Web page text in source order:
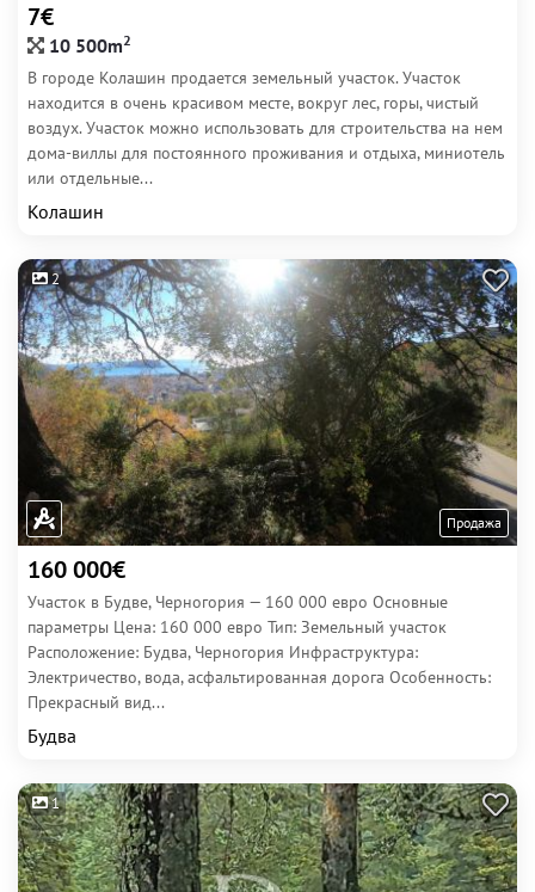
7€
10 500m2
В городе Колашин продается земельный участок. Участок
находится в очень красивом месте, вокруг лес, горы, чистый
воздух. Участок можно использовать для строительства на нем
дома-виллы для постоянного проживания и отдыха, миниотель
или отдельные...
Колашин
2
Продажа
160 000€
Участок в Будве, Черногория — 160 000 евро Основные
параметры Цена: 160 000 евро Тип: Земельный участок
Расположение: Будва, Черногория Инфраструктура:
Электричество, вода, асфальтированная дорога Особенность:
Прекрасный вид...
Будва
1